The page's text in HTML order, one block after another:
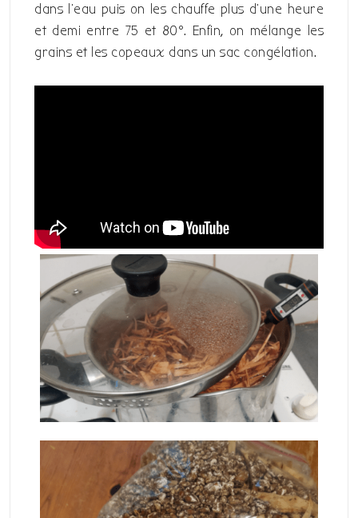
dans l’eau puis on les chauffe plus d’une heure
et demi entre 75 et 80°. Enfin, on mélange les
grains et les copeaux dans un sac congélation.